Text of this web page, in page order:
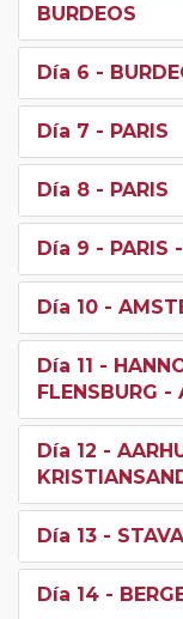
BURDEOS
Día 6 -
Día 7 - PARIS
Día 8 - PARIS
Día 9 - PARIS
Día 10 -
Día 11 -
FLENSBURG -
Día 12 -
Día 13 -
Día 14 -